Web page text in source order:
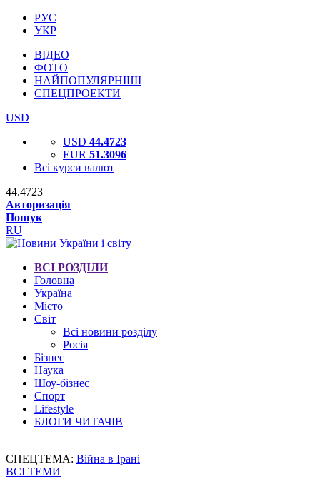
РУС
УКР
ВІДЕО
ФОТО
НАЙПОПУЛЯРНІШІ
СПЕЦПРОЕКТИ
USD
USD 44.4723
EUR 51.3096
Всі курси валют
44.4723
Авторизація
Пошук
RU
ВСІ РОЗДІЛИ
Головна
Україна
Місто
Світ
Всі новини розділу
Росія
Бізнес
Наука
Шоу-бізнес
Спорт
Lifestyle
БЛОГИ ЧИТАЧІВ
СПЕЦТЕМА: Війна в Ірані
ВСІ ТЕМИ